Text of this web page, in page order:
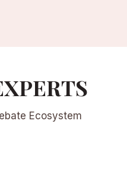
Ecosystem